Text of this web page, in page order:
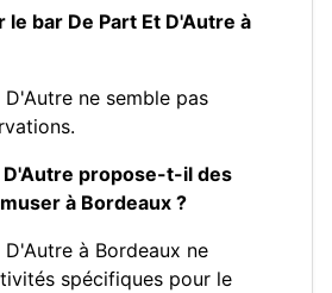
bar De Part Et D'Autre à
ne semble pas
D'Autre propose-t-il des
à Bordeaux ?
à Bordeaux ne
spécifiques pour le